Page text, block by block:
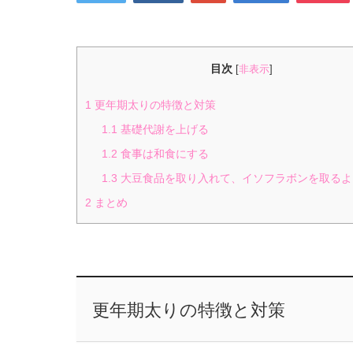
目次 [非表示]
1 更年期太りの特徴と対策
1.1 基礎代謝を上げる
1.2 食事は和食にする
1.3 大豆食品を取り入れて、イソフラボンを取る
2 まとめ
更年期太りの特徴と対策